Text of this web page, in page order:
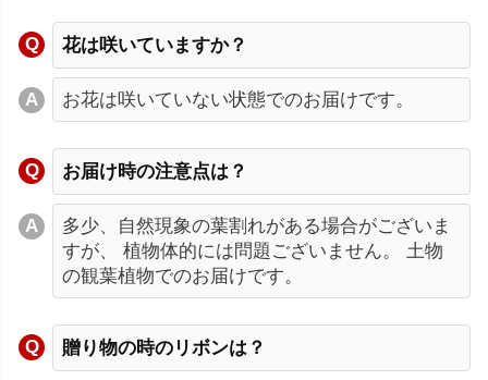
花は咲いていますか？
お花は咲いていない状態でのお届けです。
お届け時の注意点は？
多少、自然現象の葉割れがある場合がございま
すが、 植物体的には問題ございません。 土物
の観葉植物でのお届けです。
贈り物の時のリボンは？